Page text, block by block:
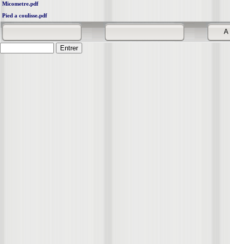
Micometre.pdf
Pied a coulisse.pdf
A